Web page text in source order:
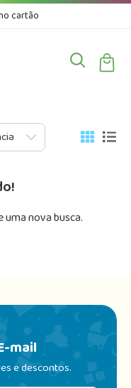
cartão
nova busca.
mail
e descontos.